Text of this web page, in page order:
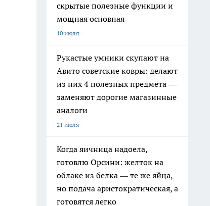
скрытые полезные функции и
мощная основная
10 июля
Рукастые умники скупают на
Авито советские ковры: делают
из них 4 полезных предмета —
заменяют дорогие магазинные
аналоги
21 июля
Когда яичница надоела,
готовлю Орсини: желток на
облаке из белка — те же яйца,
но подача аристократическая, а
готовятся легко